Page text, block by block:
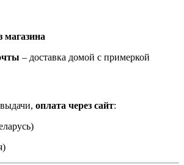
магазина
– доставка домой с примеркой
оплата через сайт: